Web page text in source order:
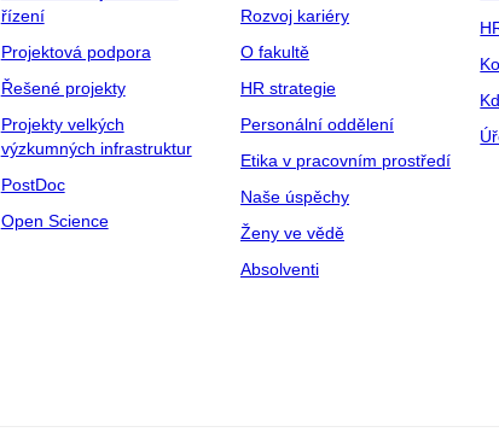
řízení
Projektová podpora
Řešené projekty
Projekty velkých
výzkumných infrastruktur
PostDoc
Open Science
Rozvoj kariéry
O fakultě
HR strategie
Personální oddělení
Etika v pracovním prostředí
Naše úspěchy
Ženy ve vědě
Absolventi